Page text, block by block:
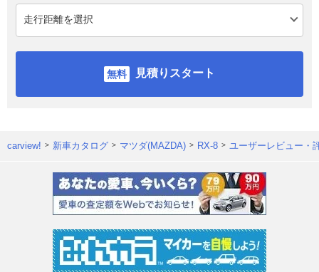
見積りスタート
carview! 新車カタログ マツダ(MAZDA) RX-8 ユーザーレビュー・